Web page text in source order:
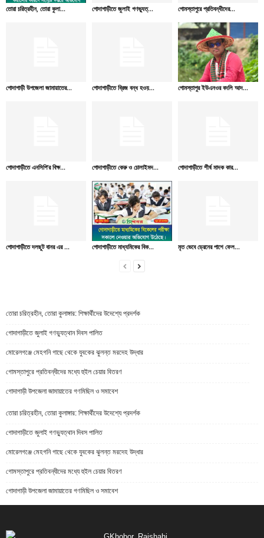
তোরা চরিত্রহীন, তোরা কুলা... গোদাগাড়ীতে জুলাই গণভ্যুত্... গোমস্তাপুরে প্রতিবন্ধীদের...
গোদাগাড়ী উপজেলা জামায়াতের... গোদাগাড়ীতে ব্রিজ বন্ধ হওয়... গোমস্তাপুর ইউএনওর বদলি আদ...
গোদাগাড়ীতে এনসিপি’র বিক্ষ... গোদাগাড়ীতে কেরু ও চোলাইমদ... গোদাগাড়ীতে শীর্ষ মাদক কার...
গোদাগাড়ীতে দলছুট বানর এর ... গোদাগাড়ীতে মাধ্যমিকের বিক... মৃত ভেবে ড্রেনের পাশে ফেল...
তোরা চরিত্রহীন, তোরা কুলাঙ্গার: শিক্ষার্থীদের উদেশ্যে প্রদর্শক
গোদাগাড়ীতে জুলাই গণভ্যুত্থান দিবস পালিত
মোরেলগঞ্জে মেহগনি গাছে থেকে যুবকের ঝুলন্ত মরদেহ উদ্ধার
গোমস্তাপুরে প্রতিবন্ধীদের মধ্যে হুইল চেয়ার বিতরণ
গোদাগাড়ী উপজেলা জামায়াতের গণমিছিল ও সমাবেশ
তোরা চরিত্রহীন, তোরা কুলাঙ্গার: শিক্ষার্থীদের উদেশ্যে প্রদর্শক
গোদাগাড়ীতে জুলাই গণভ্যুত্থান দিবস পালিত
মোরেলগঞ্জে মেহগনি গাছে থেকে যুবকের ঝুলন্ত মরদেহ উদ্ধার
গোমস্তাপুরে প্রতিবন্ধীদের মধ্যে হুইল চেয়ার বিতরণ
গোদাগাড়ী উপজেলা জামায়াতের গণমিছিল ও সমাবেশ